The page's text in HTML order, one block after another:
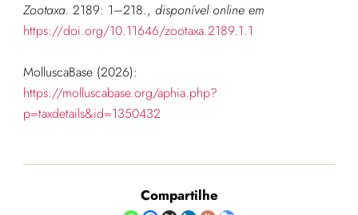
Zootaxa. 2189: 1–218., disponível online em
https://doi.org/10.11646/zootaxa.2189.1.1
MolluscaBase (2026):
https://molluscabase.org/aphia.php?
p=taxdetails&id=1350432
Compartilhe